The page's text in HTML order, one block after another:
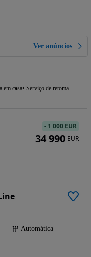
Ver anúncios
em casa Serviço de retoma
Automática
- 1 000 EUR
34 990 EUR